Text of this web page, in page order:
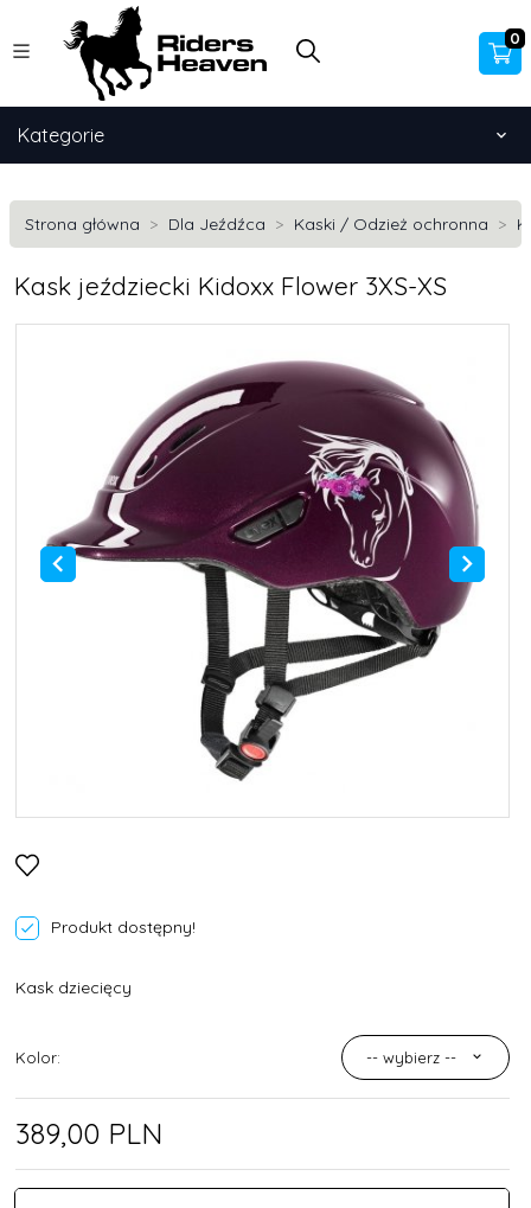
0
Kategorie
Strona główna Dla Jeźdźca Kaski / Odzież ochronna
Kask jeździecki Kidoxx Flower 3XS-XS
Produkt dostępny!
Kask dziecięcy
Kolor: -- wybierz --
389,00 PLN